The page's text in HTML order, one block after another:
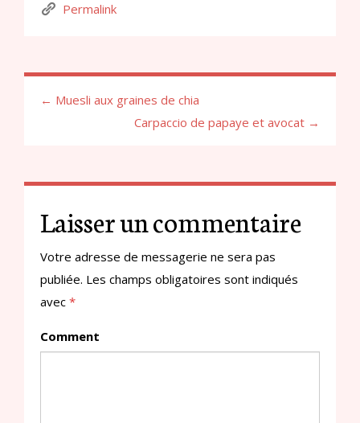
Permalink
← Muesli aux graines de chia
Carpaccio de papaye et avocat →
Laisser un commentaire
Votre adresse de messagerie ne sera pas
publiée. Les champs obligatoires sont indiqués
avec *
Comment